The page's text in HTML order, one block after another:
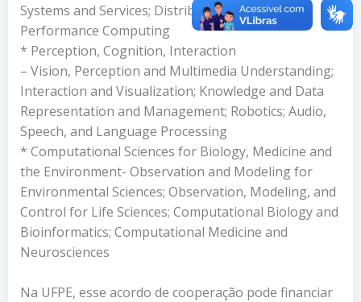
Systems and Services; Distributed and High
Performance Computing
* Perception, Cognition, Interaction
– Vision, Perception and Multimedia Understanding;
Interaction and Visualization; Knowledge and Data
Representation and Management; Robotics; Audio,
Speech, and Language Processing
* Computational Sciences for Biology, Medicine and
the Environment- Observation and Modeling for
Environmental Sciences; Observation, Modeling, and
Control for Life Sciences; Computational Biology and
Bioinformatics; Computational Medicine and
Neurosciences
Na UFPE, esse acordo de cooperação pode financiar